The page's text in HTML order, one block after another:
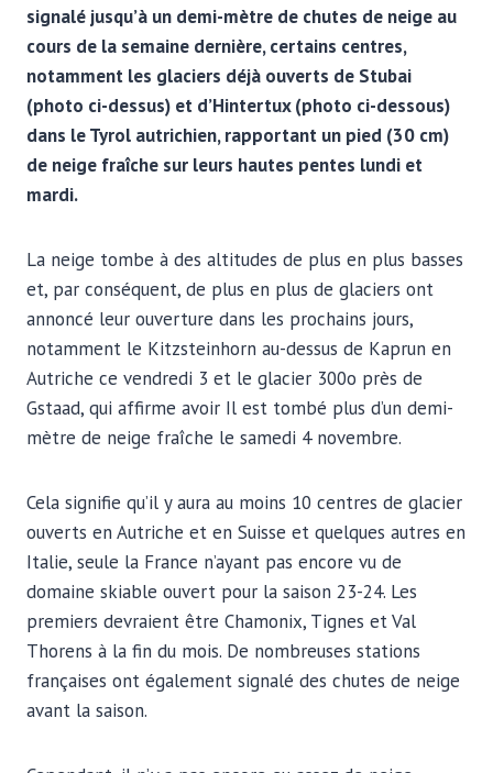
signalé jusqu’à un demi-mètre de chutes de neige au
cours de la semaine dernière, certains centres,
notamment les glaciers déjà ouverts de Stubai
(photo ci-dessus) et d’Hintertux (photo ci-dessous)
dans le Tyrol autrichien, rapportant un pied (30 cm)
de neige fraîche sur leurs hautes pentes lundi et
mardi.
La neige tombe à des altitudes de plus en plus basses
et, par conséquent, de plus en plus de glaciers ont
annoncé leur ouverture dans les prochains jours,
notamment le Kitzsteinhorn au-dessus de Kaprun en
Autriche ce vendredi 3 et le glacier 300o près de
Gstaad, qui affirme avoir Il est tombé plus d’un demi-
mètre de neige fraîche le samedi 4 novembre.
Cela signifie qu’il y aura au moins 10 centres de glacier
ouverts en Autriche et en Suisse et quelques autres en
Italie, seule la France n’ayant pas encore vu de
domaine skiable ouvert pour la saison 23-24. Les
premiers devraient être Chamonix, Tignes et Val
Thorens à la fin du mois. De nombreuses stations
françaises ont également signalé des chutes de neige
avant la saison.